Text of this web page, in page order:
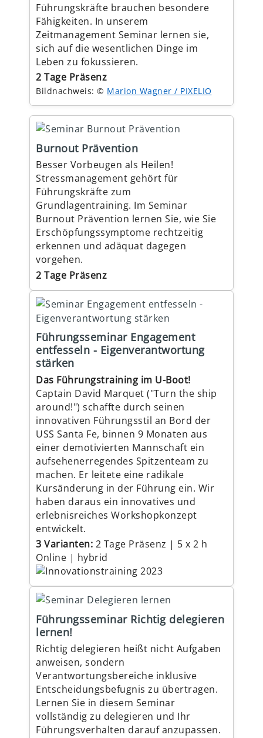
Führungskräfte brauchen besondere
Fähigkeiten. In unserem
Zeitmanagement Seminar lernen sie,
sich auf die wesentlichen Dinge im
Leben zu fokussieren.
2 Tage Präsenz
Bildnachweis: © Marion Wagner / PIXELIO
Burnout Prävention
Besser Vorbeugen als Heilen!
Stressmanagement gehört für
Führungskräfte zum
Grundlagentraining. Im Seminar
Burnout Prävention lernen Sie, wie Sie
Erschöpfungssymptome rechtzeitig
erkennen und adäquat dagegen
vorgehen.
2 Tage Präsenz
Führungsseminar Engagement
entfesseln - Eigenverantwortung
stärken
Das Führungstraining im U-Boot!
Captain David Marquet ("Turn the ship
around!") schaffte durch seinen
innovativen Führungsstil an Bord der
USS Santa Fe, binnen 9 Monaten aus
einer demotivierten Mannschaft ein
aufsehenerregendes Spitzenteam zu
machen. Er leitete eine radikale
Kursänderung in der Führung ein. Wir
haben daraus ein innovatives und
erlebnisreiches Workshopkonzept
entwickelt.
3 Varianten: 2 Tage Präsenz | 5 x 2 h
Online | hybrid
Führungsseminar Richtig delegieren
lernen!
Richtig delegieren heißt nicht Aufgaben
anweisen, sondern
Verantwortungsbereiche inklusive
Entscheidungsbefugnis zu übertragen.
Lernen Sie in diesem Seminar
vollständig zu delegieren und Ihr
Führungsverhalten darauf anzupassen.